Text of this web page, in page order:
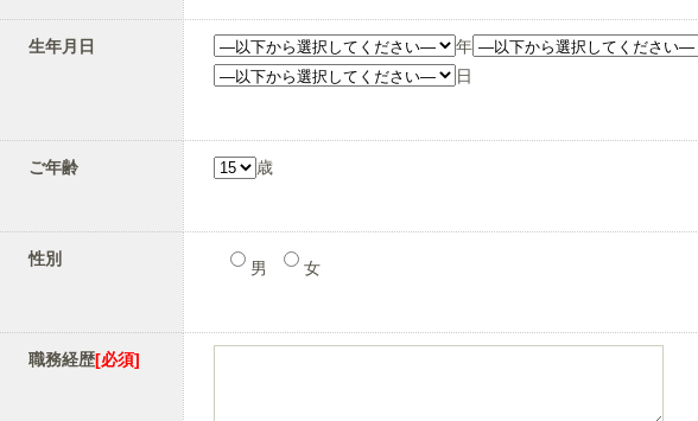
生年月日
年
日
ご年齢 歳
性別 男 女
職務経歴[必須]